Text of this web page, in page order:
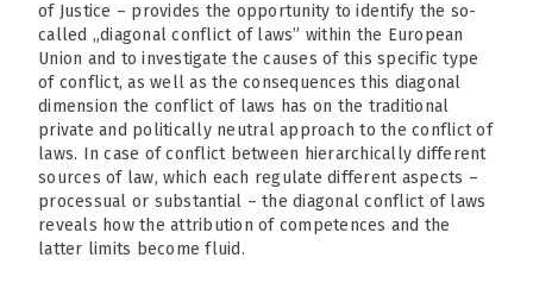
of Justice – provides the opportunity to identify the so-
called „diagonal conflict of laws” within the European
Union and to investigate the causes of this specific type
of conflict, as well as the consequences this diagonal
dimension the conflict of laws has on the traditional
private and politically neutral approach to the conflict of
laws. In case of conflict between hierarchically different
sources of law, which each regulate different aspects –
processual or substantial – the diagonal conflict of laws
reveals how the attribution of competences and the
latter limits become fluid.